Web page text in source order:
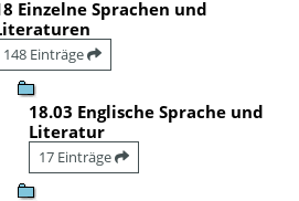
Einzelne Sprachen und
148 Einträge
18.03 Englische Sprache und
Literatur
17 Einträge